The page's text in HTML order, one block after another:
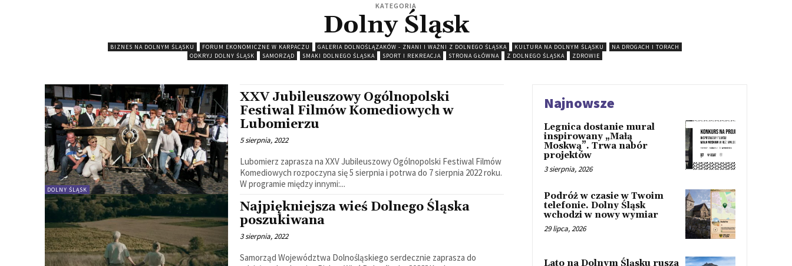
KATEGORIA
Dolny Śląsk
BIZNES NA DOLNYM ŚLĄSKU FORUM EKONOMICZNE W KARPACZU GALERIA DOLNOŚLĄZAKÓW - ZNANI I WAŻNI Z DOLNEGO ŚLĄSKA KULTURA NA DOLNYM ŚLĄSKU
NA DROGACH I TORACH
ODKRYJ DOLNY ŚLĄSK
SAMORZĄD SMAKI DOLNEGO ŚLĄSKA SPORT I REKREACJA STRONA GŁÓWNA Z DOLNEGO ŚLĄSKA ZDROWIE
DOLNY ŚLĄSK
XXV Jubileuszowy Ogólnopolski
Festiwal Filmów Komediowych w
Lubomierzu
5 sierpnia, 2022
Lubomierz zaprasza na XXV Jubileuszowy Ogólnopolski Festiwal Filmów
Komediowych rozpoczyna się 5 sierpnia i potrwa do 7 sierpnia 2022 roku.
W programie między innymi:...
Najpiękniejsza wieś Dolnego Śląska
poszukiwana
3 sierpnia, 2022
Samorząd Województwa Dolnośląskiego serdecznie zaprasza do
Najnowsze
Legnica dostanie mural
inspirowany „Małą
Moskwą”. Trwa nabór
projektów
3 sierpnia, 2026
Podróż w czasie w Twoim
telefonie. Dolny Śląsk
wchodzi w nowy wymiar
29 lipca, 2026
Lato na Dolnym Śląsku rusza